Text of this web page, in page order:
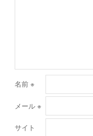
名前 ※
メール ※
サイト